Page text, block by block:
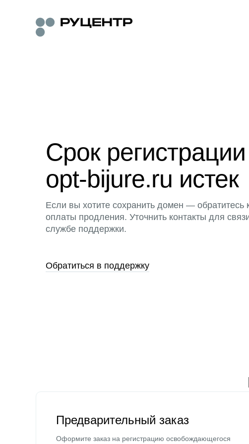
Срок
opt-bijure.ru истек
Если вы хотите сохранить домен — обратитесь
оплаты продления. Уточнить контакты для
службе поддержки.
Обратиться в поддержку
Предварительный заказ
Оформите заказ на регистрацию освобождающегося